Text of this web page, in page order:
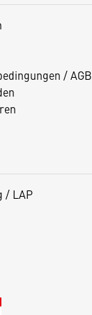
/ AGB
/ LAP